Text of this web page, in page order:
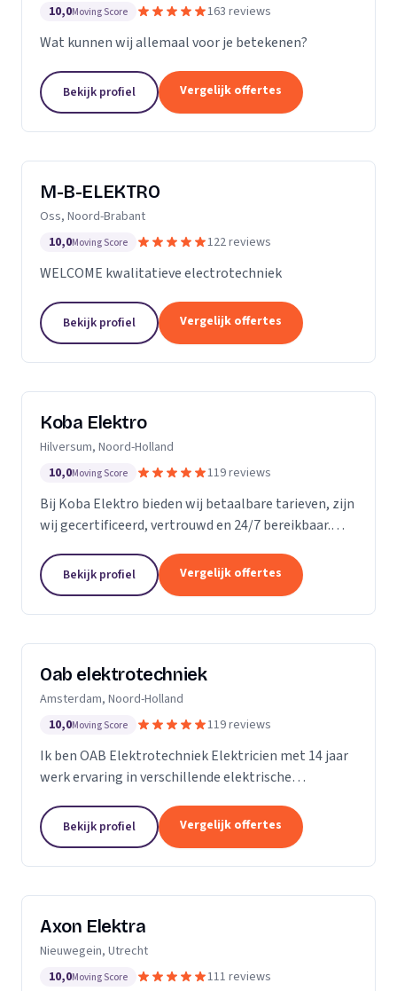
10,0Moving Score 163 reviews
Wat kunnen wij allemaal voor je betekenen?
Bekijk profiel Vergelijk offertes
M-B-ELEKTRO
Oss, Noord-Brabant
10,0Moving Score 122 reviews
WELCOME kwalitatieve electrotechniek
Bekijk profiel Vergelijk offertes
Koba Elektro
Hilversum, Noord-Holland
10,0Moving Score 119 reviews
Bij Koba Elektro bieden wij betaalbare tarieven, zijn
wij gecertificeerd, vertrouwd en 24/7 bereikbaar.
problemen snel worden opgelost.
Bekijk profiel Vergelijk offertes
Oab elektrotechniek
Amsterdam, Noord-Holland
10,0Moving Score 119 reviews
Ik ben OAB Elektrotechniek Elektricien met 14 jaar
werk ervaring in verschillende elektrische
groepenkasten noem het maar op bijna alles
Bekijk profiel Vergelijk offertes
Axon Elektra
Nieuwegein, Utrecht
10,0Moving Score 111 reviews